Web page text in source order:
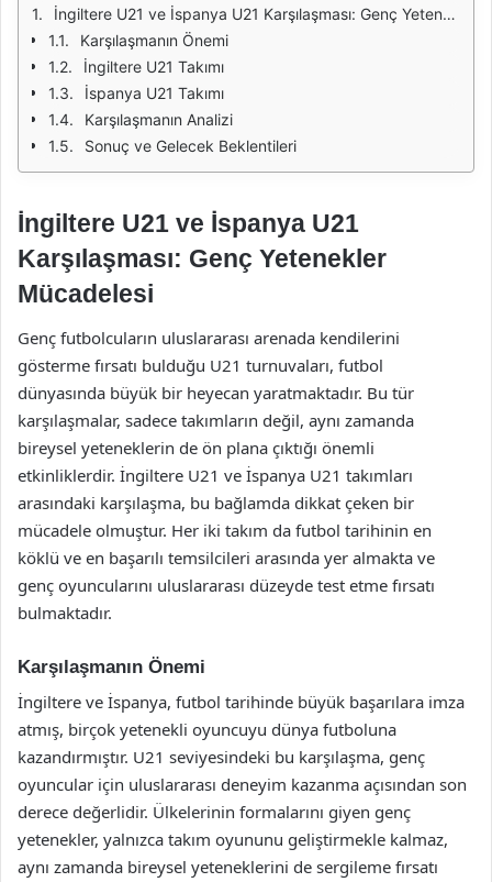
İngiltere U21 ve İspanya U21 Karşılaşması: Genç Yetenekler Mücadelesi
Karşılaşmanın Önemi
İngiltere U21 Takımı
İspanya U21 Takımı
Karşılaşmanın Analizi
Sonuç ve Gelecek Beklentileri
İngiltere U21 ve İspanya U21
Karşılaşması: Genç Yetenekler
Mücadelesi
Genç futbolcuların uluslararası arenada kendilerini
gösterme fırsatı bulduğu U21 turnuvaları, futbol
dünyasında büyük bir heyecan yaratmaktadır. Bu tür
karşılaşmalar, sadece takımların değil, aynı zamanda
bireysel yeteneklerin de ön plana çıktığı önemli
etkinliklerdir. İngiltere U21 ve İspanya U21 takımları
arasındaki karşılaşma, bu bağlamda dikkat çeken bir
mücadele olmuştur. Her iki takım da futbol tarihinin en
köklü ve en başarılı temsilcileri arasında yer almakta ve
genç oyuncularını uluslararası düzeyde test etme fırsatı
bulmaktadır.
Karşılaşmanın Önemi
İngiltere ve İspanya, futbol tarihinde büyük başarılara imza
atmış, birçok yetenekli oyuncuyu dünya futboluna
kazandırmıştır. U21 seviyesindeki bu karşılaşma, genç
oyuncular için uluslararası deneyim kazanma açısından son
derece değerlidir. Ülkelerinin formalarını giyen genç
yetenekler, yalnızca takım oyununu geliştirmekle kalmaz,
aynı zamanda bireysel yeteneklerini de sergileme fırsatı